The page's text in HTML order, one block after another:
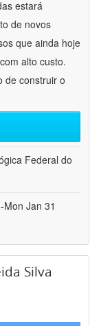
estará
de novos
que ainda hoje
alto custo.
de construir o
Federal do
Jan 31
Silva